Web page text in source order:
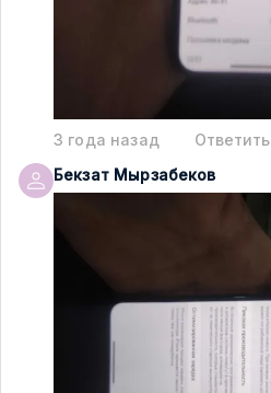
3 года назад
Ответить
Бекзат Мырзабеков